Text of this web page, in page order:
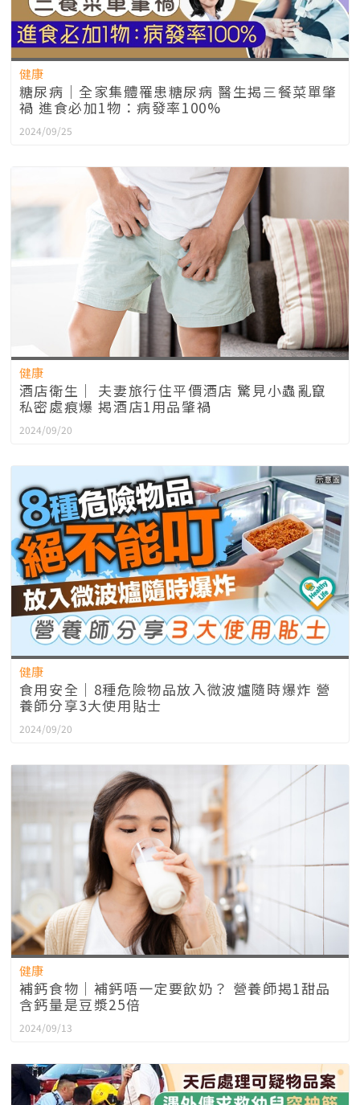
健康
糖尿病｜全家集體罹患糖尿病 醫生揭三餐菜單肇
禍 進食必加1物：病發率100%
2024/09/25
健康
酒店衛生｜ 夫妻旅行住平價酒店 驚見小蟲亂竄
私密處痕爆 揭酒店1用品肇禍
2024/09/20
健康
食用安全｜8種危險物品放入微波爐隨時爆炸 營
養師分享3大使用貼士
2024/09/20
健康
補鈣食物｜補鈣唔一定要飲奶？ 營養師揭1甜品
含鈣量是豆漿25倍
2024/09/13